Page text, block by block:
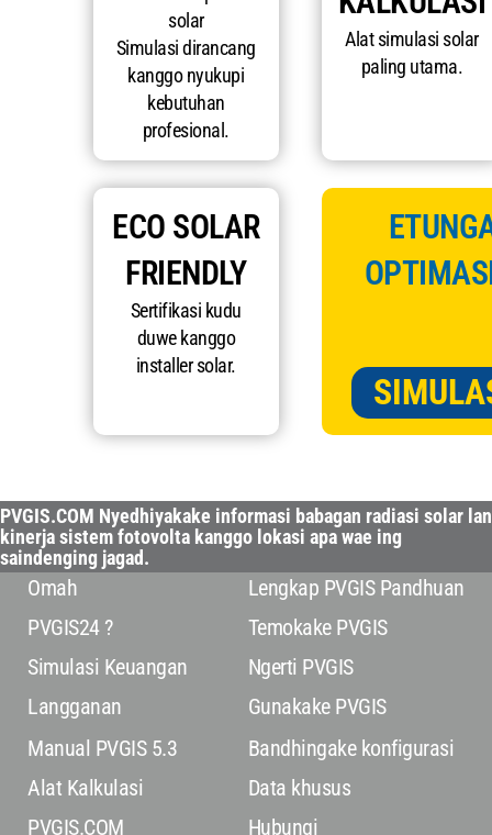
solar
Simulasi dirancang
kanggo nyukupi
kebutuhan
profesional.
Alat simulasi solar
paling utama.
ECO SOLAR
FRIENDLY
Sertifikasi kudu
duwe kanggo
installer solar.
PVGIS.COM Nyedhiyakake informasi babagan radiasi solar lan
kinerja sistem fotovolta kanggo lokasi apa wae ing
saindenging jagad.
Omah
PVGIS24 ?
Simulasi Keuangan
Langganan
Manual PVGIS 5.3
Alat Kalkulasi
PVGIS.COM
Lengkap PVGIS Pandhuan
Temokake PVGIS
Ngerti PVGIS
Gunakake PVGIS
Bandhingake konfigurasi
Data khusus
Hubungi